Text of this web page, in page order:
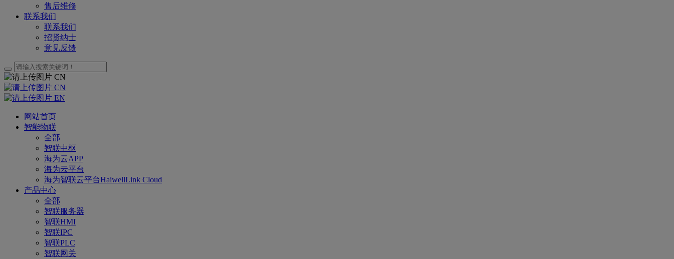
售后维修
联系我们
联系我们
招贤纳士
意见反馈
CN
CN
EN
网站首页
智能物联
全部
智联中枢
海为云APP
海为云平台
海为智联云平台HaiwellLink Cloud
产品中心
全部
智联服务器
智联HMI
智联IPC
智联PLC
智联网关